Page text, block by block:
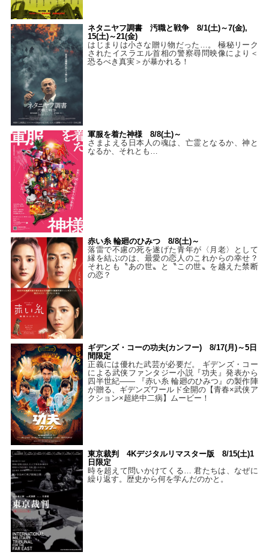
ネタニヤフ調書 汚職と戦争 8/1(土)～7(金),
15(土)～21(金)
はじまりは小さな贈り物だった…。 極秘リーク
されたイスラエル首相の警察尋問映像により＜
恐るべき真実＞が暴かれる！
軍服を着た神様 8/8(土)～
さまよえる日本人の魂は、亡霊となるか、神と
なるか、それとも…
赤い糸 輪廻のひみつ 8/8(土)～
落雷で不慮の死を遂げた青年が〈月老〉として
縁を結ぶのは、最愛の恋人のこれからの幸せ？
それとも〝あの世〟と〝この世〟を越えた禁断
の恋？
ギデンズ・コーの功夫(カンフー) 8/17(月)～5日
間限定
正義には優れた武芸が必要だ。 ギデンズ・コー
による武侠ファンタジー小説『功夫』発表から
四半世紀―― 『赤い糸 輪廻のひみつ』の製作陣
が贈る、ギデンズワールド全開の【青春×武侠ア
クション×超絶中二病】ムービー！
東京裁判 4Kデジタルリマスター版 8/15(土)1
日限定
時を超えて問いかけてくる… 君たちは、なぜに
繰り返す。歴史から何を学んだのかと。